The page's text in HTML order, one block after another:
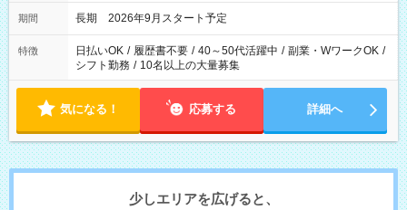
期間 長期 2026年9月スタート予定
特徴 日払いOK / 履歴書不要 / 40～50代活躍中 / 副業・WワークOK /
シフト勤務 / 10名以上の大量募集
気になる！ 応募する 詳細へ
少しエリアを広げると、